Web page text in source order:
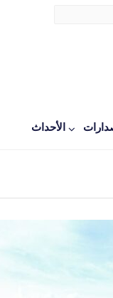
اﻷحداث